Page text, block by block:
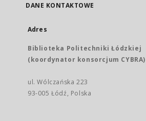
DANE KONTAKTOWE
Adres
Biblioteka Politechniki Łódzkiej
(koordynator konsorcjum CYBRA)
ul. Wólczańska 223
93-005 Łódź, Polska